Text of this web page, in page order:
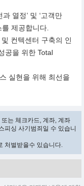
과 열정’ 및 ‘고객만
를 제공합니다.
컨텍센터 구축의 인
공을 위한 Total
실현을 위해 최선을
는 체크카드, 계좌, 계좌
피싱 사기범죄일 수 있습니
처벌받을수 있습니다.